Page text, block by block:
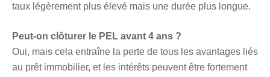
taux légèrement plus élevé mais une durée plus longue.
Peut-on clôturer le PEL avant 4 ans ?
Oui, mais cela entraîne la perte de tous les avantages liés
au prêt immobilier, et les intérêts peuvent être fortement